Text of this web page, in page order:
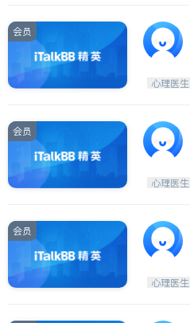
会员
心理医生
会员
心理医生
会员
心理医生